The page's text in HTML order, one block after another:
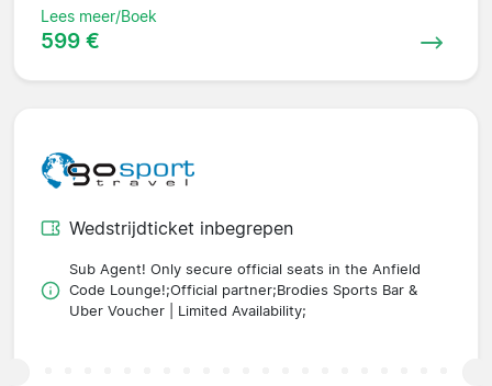
Lees meer/Boek
599 €
Wedstrijdticket inbegrepen
Sub Agent! Only secure official seats in the Anfield
Code Lounge!;Official partner;Brodies Sports Bar &
Uber Voucher | Limited Availability;